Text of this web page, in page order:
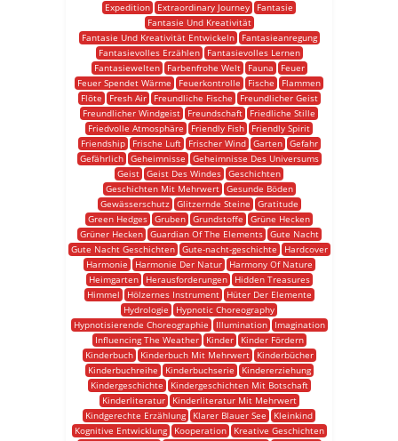
Expedition
Extraordinary Journey
Fantasie
Fantasie Und Kreativität
Fantasie Und Kreativität Entwickeln
Fantasieanregung
Fantasievolles Erzählen
Fantasievolles Lernen
Fantasiewelten
Farbenfrohe Welt Fauna
Feuer
Feuer Spendet Wärme
Feuerkontrolle Fische
Flammen
Flöte
Fresh Air Freundliche Fische
Freundlicher Geist
Freundlicher Windgeist
Freundschaft
Friedliche Stille
Friedvolle Atmosphäre
Friendly Fish
Friendly Spirit
Friendship
Frische Luft Frischer Wind Garten
Gefahr
Gefährlich
Geheimnisse
Geheimnisse Des Universums
Geist Geist Des Windes Geschichten
Geschichten Mit Mehrwert
Gesunde Böden
Gewässerschutz
Glitzernde Steine
Gratitude
Green Hedges Gruben Grundstoffe
Grüne Hecken
Grüner Hecken
Guardian Of The Elements
Gute Nacht
Gute Nacht Geschichten
Gute-nacht-geschichte
Hardcover
Harmonie
Harmonie Der Natur
Harmony Of Nature
Heimgarten
Herausforderungen
Hidden Treasures
Himmel
Hölzernes Instrument
Hüter Der Elemente
Hydrologie
Hypnotic Choreography
Hypnotisierende Choreographie
Illumination
Imagination
Influencing The Weather
Kinder
Kinder Fördern
Kinderbuch
Kinderbuch Mit Mehrwert
Kinderbücher
Kinderbuchreihe
Kinderbuchserie
Kindererziehung
Kindergeschichte
Kindergeschichten Mit Botschaft
Kinderliteratur
Kinderliteratur Mit Mehrwert
Kindgerechte Erzählung
Klarer Blauer See
Kleinkind
Kognitive Entwicklung
Kooperation
Kreative Geschichten